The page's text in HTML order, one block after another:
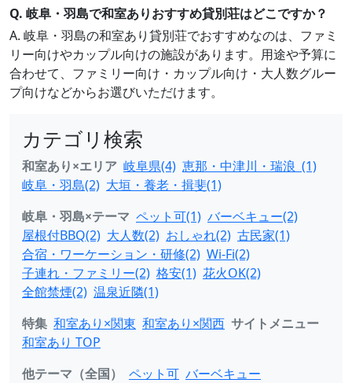
Q. 岐阜・羽島で和室ありおすすめ貸別荘はどこですか？
A. 岐阜・羽島の和室あり貸別荘でおすすめなのは、ファミ
リー向けやカップル向けの施設があります。用途や予算に
合わせて、ファミリー向け・カップル向け・大人数グルー
プ向けなどからお選びいただけます。
カテゴリ検索
和室あり×エリア 岐阜県(4) 恵那・中津川・瑞浪 (1)
岐阜・羽島(2) 大垣・養老・揖斐(1)
岐阜・羽島×テーマ ペット可(1) バーベキュー(2)
屋根付BBQ(2) 大人数(2) おしゃれ(2) 古民家(1)
合宿・ワーケーション・研修(2) Wi-Fi(2)
子連れ・ファミリー(2) 格安(1) 花火OK(2)
全館禁煙(2) 温泉近隣(1)
特集 和室あり×関東 和室あり×関西 サイトメニュー
和室あり TOP
他テーマ（全国）
ペット可 バーベキュー